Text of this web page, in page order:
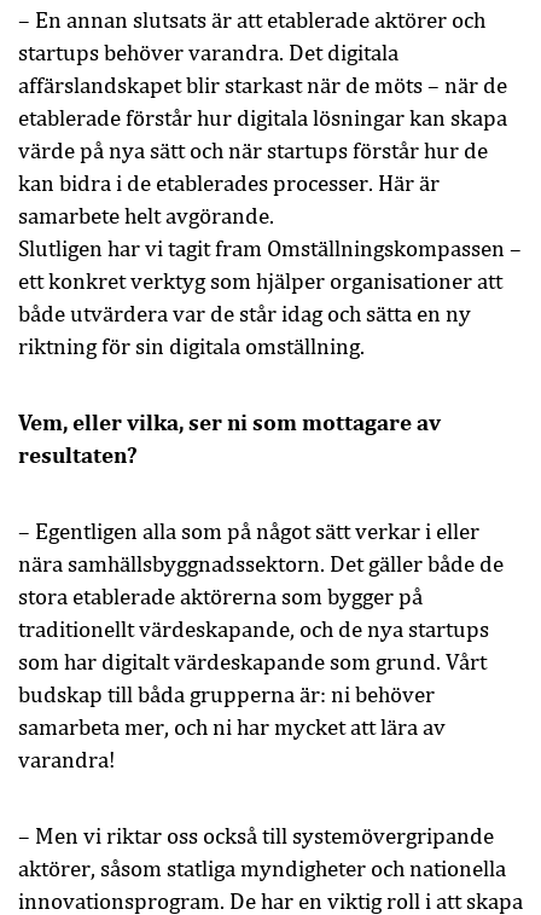
– En annan slutsats är att etablerade aktörer och
startups behöver varandra. Det digitala
affärslandskapet blir starkast när de möts – när de
etablerade förstår hur digitala lösningar kan skapa
värde på nya sätt och när startups förstår hur de
kan bidra i de etablerades processer. Här är
samarbete helt avgörande.
Slutligen har vi tagit fram Omställningskompassen –
ett konkret verktyg som hjälper organisationer att
både utvärdera var de står idag och sätta en ny
riktning för sin digitala omställning.
Vem, eller vilka, ser ni som mottagare av
resultaten?
– Egentligen alla som på något sätt verkar i eller
nära samhällsbyggnadssektorn. Det gäller både de
stora etablerade aktörerna som bygger på
traditionellt värdeskapande, och de nya startups
som har digitalt värdeskapande som grund. Vårt
budskap till båda grupperna är: ni behöver
samarbeta mer, och ni har mycket att lära av
varandra!
– Men vi riktar oss också till systemövergripande
aktörer, såsom statliga myndigheter och nationella
innovationsprogram. De har en viktig roll i att skapa